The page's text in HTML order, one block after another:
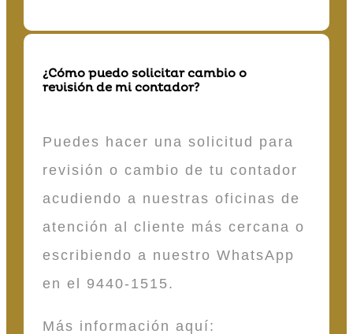
¿Cómo puedo solicitar cambio o
revisión de mi contador?
Puedes hacer una solicitud para
revisión o cambio de tu contador
acudiendo a nuestras oficinas de
atención al cliente más cercana o
escribiendo a nuestro WhatsApp
en el 9440-1515.
Más información aquí: